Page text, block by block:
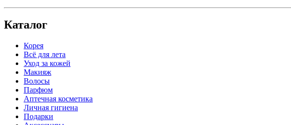
Каталог
Корея
Всё для лета
Уход за кожей
Макияж
Волосы
Парфюм
Аптечная косметика
Личная гигиена
Подарки